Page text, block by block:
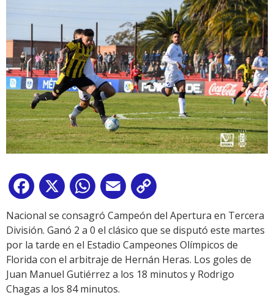
Facebook
X WhatsApp
Email
Link
Nacional se consagró Campeón del Apertura en Tercera
División. Ganó 2 a 0 el clásico que se disputó este martes
por la tarde en el Estadio Campeones Olímpicos de
Florida con el arbitraje de Hernán Heras. Los goles de
Juan Manuel Gutiérrez a los 18 minutos y Rodrigo
Chagas a los 84 minutos.